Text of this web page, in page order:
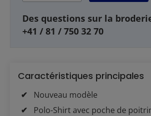
Des questions sur la
+41 / 81 / 750 32 70
Caractéristiques principales
Nouveau modèle
Polo-Shirt avec poche de